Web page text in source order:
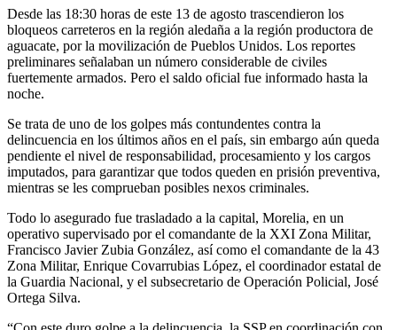
Desde las 18:30 horas de este 13 de agosto trascendieron los
bloqueos carreteros en la región aledaña a la región productora de
aguacate, por la movilización de Pueblos Unidos. Los reportes
preliminares señalaban un número considerable de civiles
fuertemente armados. Pero el saldo oficial fue informado hasta la
noche.
Se trata de uno de los golpes más contundentes contra la
delincuencia en los últimos años en el país, sin embargo aún queda
pendiente el nivel de responsabilidad, procesamiento y los cargos
imputados, para garantizar que todos queden en prisión preventiva,
mientras se les comprueban posibles nexos criminales.
Todo lo asegurado fue trasladado a la capital, Morelia, en un
operativo supervisado por el comandante de la XXI Zona Militar,
Francisco Javier Zubia González, así como el comandante de la 43
Zona Militar, Enrique Covarrubias López, el coordinador estatal de
la Guardia Nacional, y el subsecretario de Operación Policial, José
Ortega Silva.